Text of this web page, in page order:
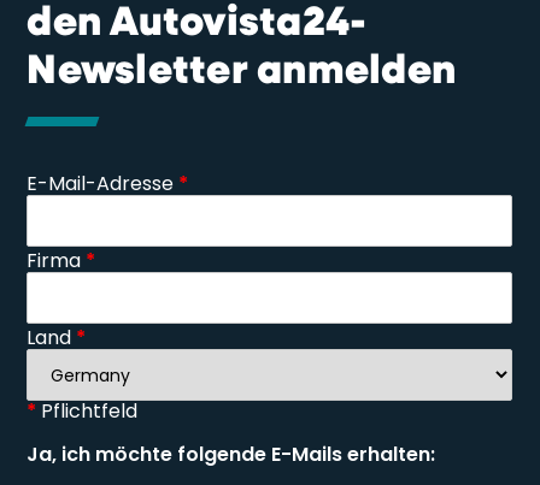
den Autovista24-
Newsletter anmelden